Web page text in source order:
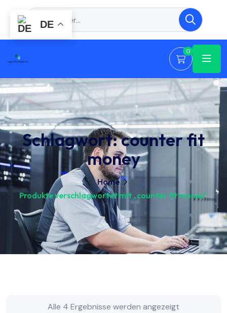
0
Schlagwort:counter fit
money
Home
Produkte verschlagwortet mit „counter fit money“
Alle 4 Ergebnisse werden angezeigt
DE